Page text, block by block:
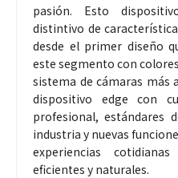
pasión. Esto
distintivo de
desde el primer diseño
este segmento con
sistema de cámaras más
dispositivo edge con
profesional, estándares
industria y nuevas
experiencias
eficientes y naturales.